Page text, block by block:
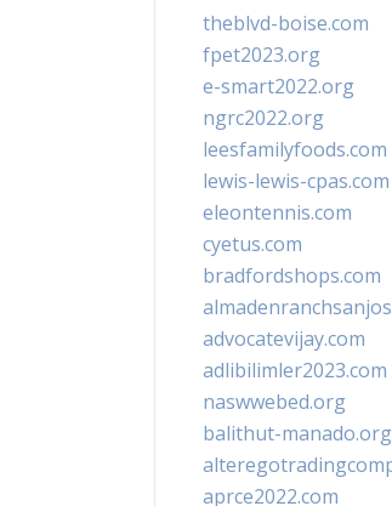
theblvd-boise.com
fpet2023.org
e-smart2022.org
ngrc2022.org
leesfamilyfoods.com
lewis-lewis-cpas.com
eleontennis.com
cyetus.com
bradfordshops.com
advocatevijay.com
adlibilimler2023.com
naswwebed.org
balithut-manado.org
aprce2022.com